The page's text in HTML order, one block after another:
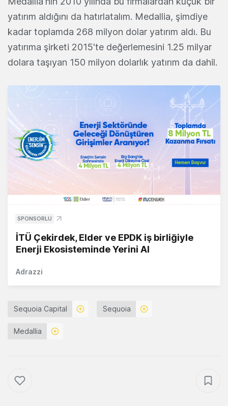
yatırım aldığını da hatırlatalım. Medallia, şimdiye
kadar toplamda 268 milyon dolar yatırım aldı. Bu
yatırıma şirketi 2015'te değerlemesini 1.25 milyar
dolara taşıyan 150 milyon dolarlık yatırım da dahil.
SPONSORLU
İTÜ Çekirdek, Elder ve EPDK iş birliğiyle
Enerji Ekosisteminde Yerini Al
Adrazzi
Sequoia Capital Sequoia
Medallia